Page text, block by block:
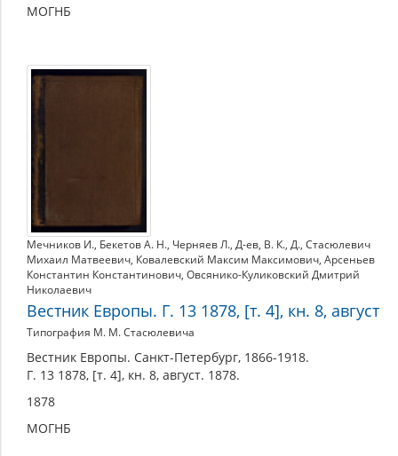
МОГНБ
Мечников И., Бекетов А. Н., Черняев Л., Д-ев, В. К., Д., Стасюлевич
Михаил Матвеевич, Ковалевский Максим Максимович, Арсеньев
Константин Константинович, Овсянико-Куликовский Дмитрий
Николаевич
Вестник Европы. Г. 13 1878, [т. 4], кн. 8, август
Типография М. М. Стасюлевича
Вестник Европы. Санкт-Петербург, 1866-1918.
Г. 13 1878, [т. 4], кн. 8, август. 1878.
1878
МОГНБ